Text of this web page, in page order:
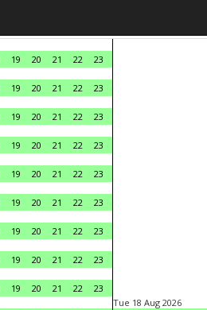
19 20 21 22
23
19 20 21 22
23
19 20 21 22
23
19 20 21 22
23
19 20 21 22
23
19 20 21 22
23
19 20 21 22
23
19 20 21 22
23
19 20 21 22
23
Tue 18 Aug 2026